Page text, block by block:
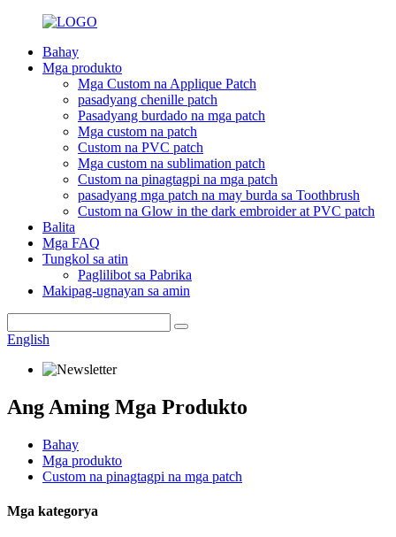
Bahay
Mga produkto
Mga Custom na Applique Patch
pasadyang chenille patch
Pasadyang burdado na mga patch
Mga custom na patch
Custom na PVC patch
Mga custom na sublimation patch
Custom na pinagtagpi na mga patch
pasadyang mga patch na may burda sa Toothbrush
Custom na Glow in the dark embroider at PVC patch
Balita
Mga FAQ
Tungkol sa atin
Paglilibot sa Pabrika
Makipag-ugnayan sa amin
English
Ang Aming Mga Produkto
Bahay
Mga produkto
Custom na pinagtagpi na mga patch
Mga kategorya